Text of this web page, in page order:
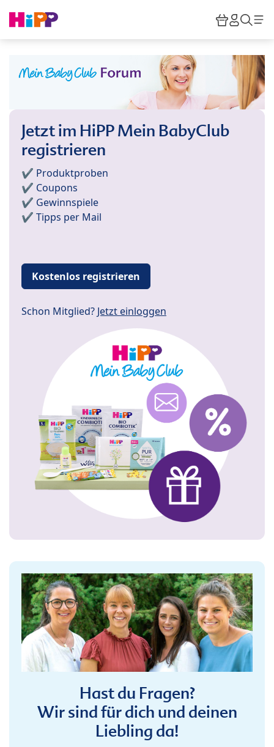
HiPP
Jetzt im HiPP Mein BabyClub
registrieren
✔️ Produktproben
✔️ Coupons
✔️ Gewinnspiele
✔️ Tipps per Mail
Kostenlos registrieren
Schon Mitglied? Jetzt einloggen
Hast du Fragen?
Wir sind für dich und deinen
Liebling da!